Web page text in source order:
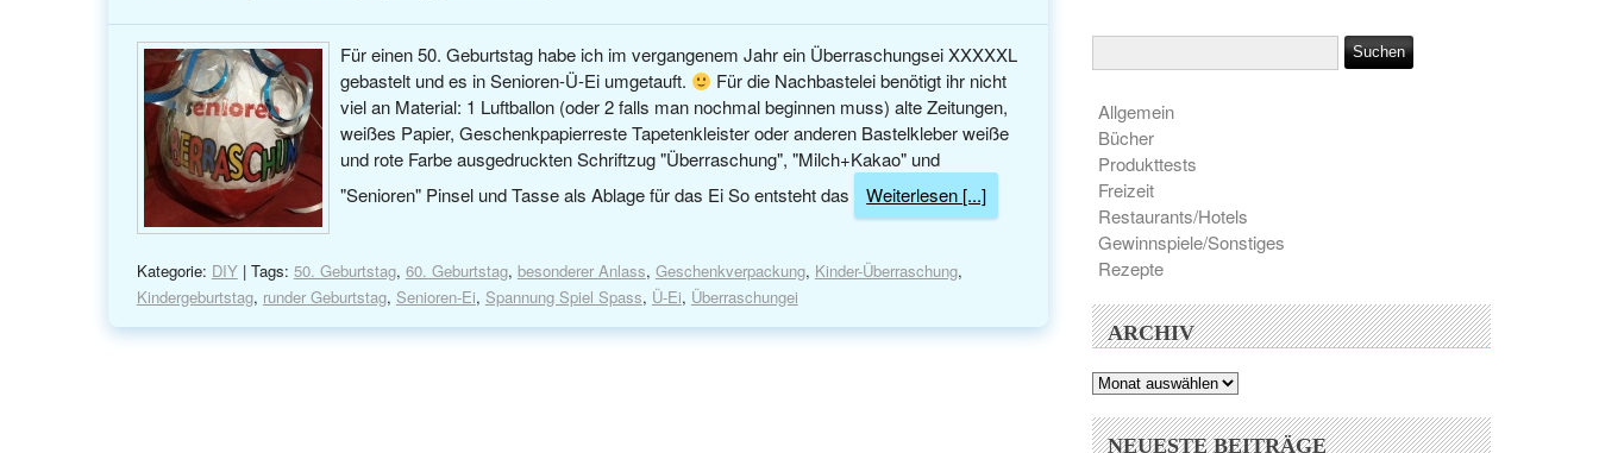
Für einen 50. Geburtstag habe ich im vergangenem Jahr ein Überraschungsei XXXXXL
gebastelt und es in Senioren-Ü-Ei umgetauft.
Für die Nachbastelei benötigt ihr nicht
viel an Material: 1 Luftballon (oder 2 falls man nochmal beginnen muss) alte Zeitungen,
weißes Papier, Geschenkpapierreste Tapetenkleister oder anderen Bastelkleber weiße
und rote Farbe ausgedruckten Schriftzug "Überraschung", "Milch+Kakao" und
"Senioren" Pinsel und Tasse als Ablage für das Ei So entsteht das
Weiterlesen [...]
Kategorie: DIY| Tags: 50. Geburtstag, 60. Geburtstag, besonderer Anlass, Geschenkverpackung, Kinder-Überraschung,
Kindergeburtstag, runder Geburtstag, Senioren-Ei, Spannung Spiel Spass, Ü-Ei, Überraschungei
Allgemein
Bücher
Produkttests
Freizeit
Restaurants/Hotels
Gewinnspiele/Sonstiges
Rezepte
ARCHIV
Archiv
NEUESTE BEITRÄGE